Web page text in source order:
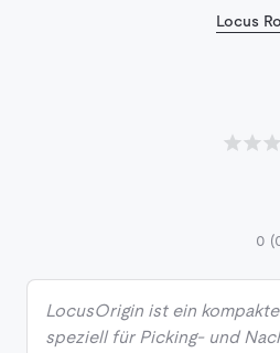
Locus
0
LocusOrigin ist ein
speziell für Picking- und